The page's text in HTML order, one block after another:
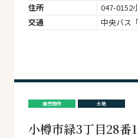
住所
047-0152
交通
中央バス
販売物件 土地
小樽市緑3丁目28